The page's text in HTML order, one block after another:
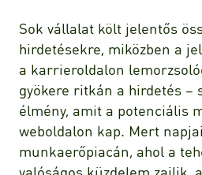
Sok vállalat költ jelentős
hirdetésekre, miközben a
a karrieroldalon
gyökere ritkán a hirdetés –
élmény, amit a potenciális
weboldalon kap. Mert
munkaerőpiacán, ahol a